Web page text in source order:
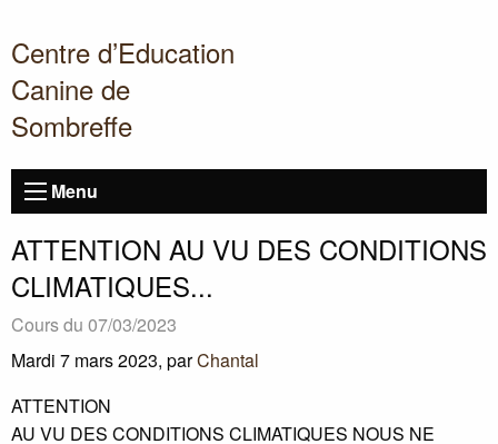
Centre d’Education
Canine de
Sombreffe
Menu
ATTENTION AU VU DES CONDITIONS
CLIMATIQUES...
Cours du 07/03/2023
Mardi 7 mars 2023, parChantal
ATTENTION
AU VU DES CONDITIONS CLIMATIQUES NOUS NE